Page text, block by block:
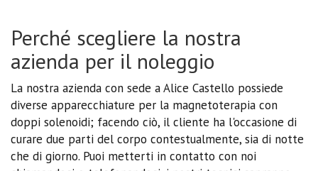
Perché scegliere la nostra
azienda per il noleggio
La nostra azienda con sede a Alice Castello possiede
diverse apparecchiature per la magnetoterapia con
doppi solenoidi; facendo ciò, il cliente ha l'occasione di
curare due parti del corpo contestualmente, sia di notte
che di giorno. Puoi metterti in contatto con noi